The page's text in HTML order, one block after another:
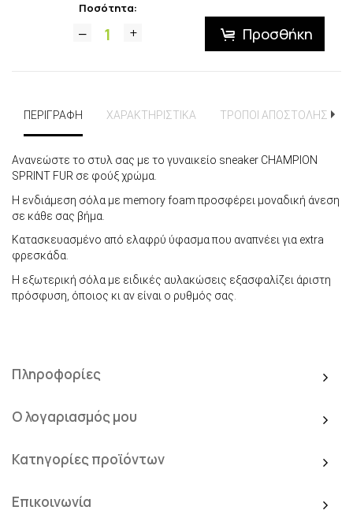
Ποσότητα:
Προσθήκη
ΠΕΡΙΓΡΑΦΗ ΧΑΡΑΚΤΗΡΙΣΤΙΚΑ ΤΡΟΠΟΙ ΑΠΟΣΤΟΛΗΣ
Ανανεώστε το στυλ σας με το γυναικείο sneaker CHAMPION
SPRINT FUR σε φούξ χρώμα.
Η ενδιάμεση σόλα με memory foam προσφέρει μοναδική άνεση
σε κάθε σας βήμα.
Κατασκευασμένο από ελαφρύ ύφασμα που αναπνέει για extra
φρεσκάδα.
Η εξωτερική σόλα με ειδικές αυλακώσεις εξασφαλίζει άριστη
πρόσφυση, όποιος κι αν είναι ο ρυθμός σας.
Πληροφορίες
Ο λογαριασμός μου
Κατηγορίες προϊόντων
Επικοινωνία